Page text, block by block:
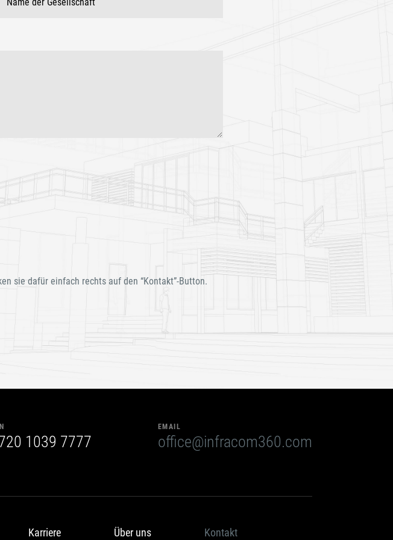
sie dafür einfach rechts auf den “Kontakt”-Button.
1039 7777
EMAIL
office@infracom360.com
Karriere Über uns Kontakt